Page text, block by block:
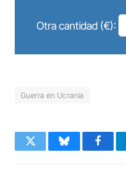
Otra cantidad (€):
Guerra en Ucrania
Twitter Bluesky